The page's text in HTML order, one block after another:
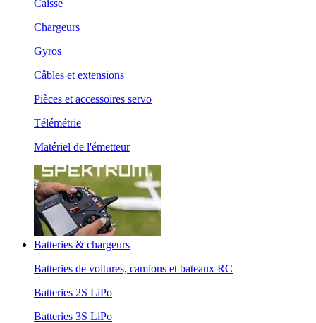
Caisse
Chargeurs
Gyros
Câbles et extensions
Pièces et accessoires servo
Télémétrie
Matériel de l'émetteur
Batteries & chargeurs
Batteries de voitures, camions et bateaux RC
Batteries 2S LiPo
Batteries 3S LiPo